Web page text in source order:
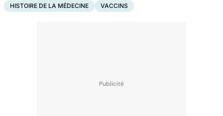
HISTOIRE DE LA MÉDECINE VACCINS